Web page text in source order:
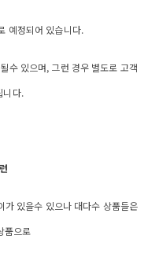
예정되어 있습니다.
수 있으며, 그런 경우 별도로 고객
니다.
가 있을수 있으나 대다수 상품들은
품으로